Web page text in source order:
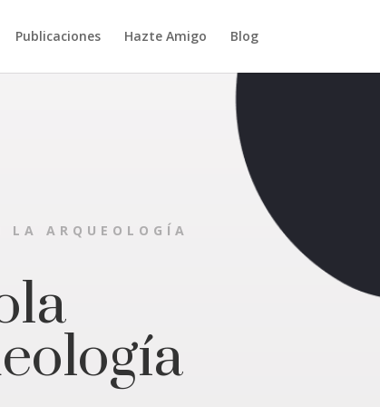
Publicaciones Hazte Amigo Blog
LA ARQUEOLOGÍA